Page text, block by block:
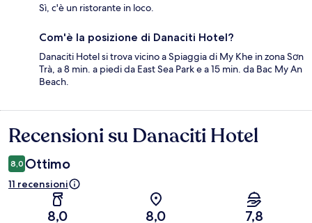
Sì, c'è un ristorante in loco.
Com'è la posizione di Danaciti Hotel?
Danaciti Hotel si trova vicino a Spiaggia di My Khe in zona Sơn
Trà, a 8 min. a piedi da East Sea Park e a 15 min. da Bac My An
Beach.
Recensioni
Recensioni su Danaciti Hotel
8,0 Ottimo
11 recensioni
8,0 8,0 7,8